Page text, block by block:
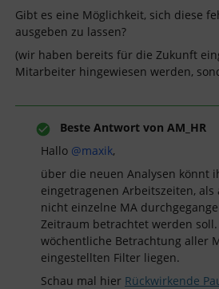
Gibt es eine Möglichkeit, sich diese
ausgeben zu lassen?
(wir haben bereits für die Zukunft
Mitarbeiter hingewiesen werden,
Beste Antwort von AM_HR
Hallo ​ @maxik,
über die neuen Analysen könnt
eingetragenen Arbeitszeiten,
nicht einzelne MA
Zeitraum betrachtet werden
wöchentliche Betrachtung aller
eingestellten Filter liegen.
Schau mal hier Rückwirkende